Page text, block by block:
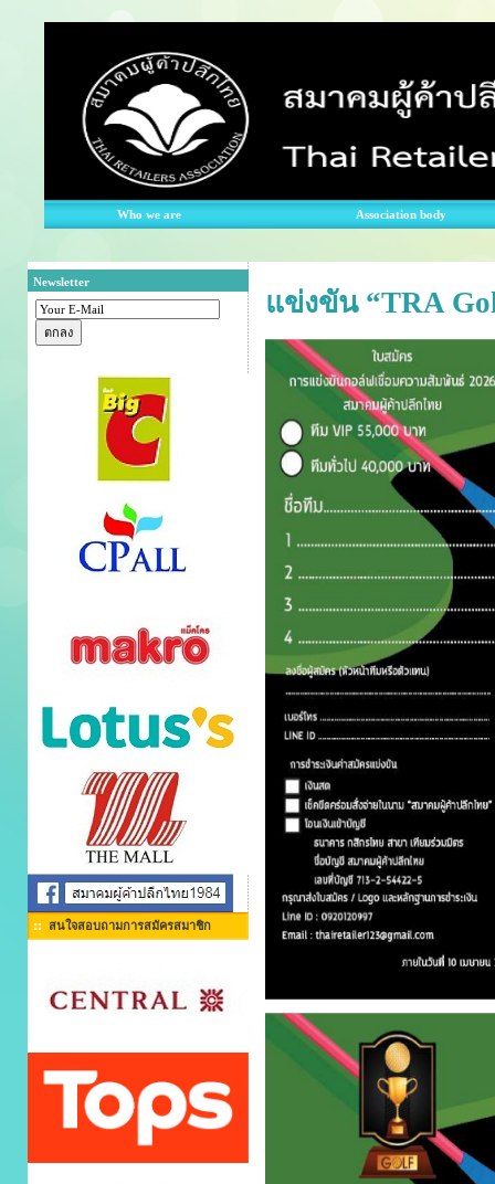
Who we are Association body
Newsletter
สนใจสอบถามการสมัครสมาชิก
แข่งขัน “TRA